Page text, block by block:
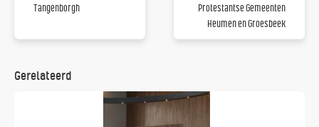
Tangenborgh
Protestantse Gemeenten
Heumen en Groesbeek
Gerelateerd